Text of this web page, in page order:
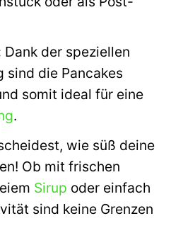
Dank der speziellen
sind die Pancakes
somit ideal für eine
.
wie süß deine
Ob mit frischen
Sirup oder einfach
sind keine Grenzen